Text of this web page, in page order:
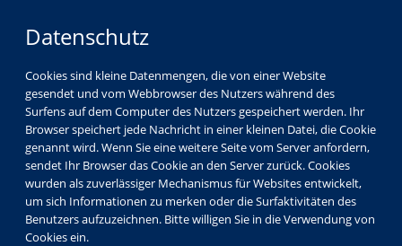
Datenschutz
Cookies sind kleine Datenmengen, die von einer Website
gesendet und vom Webbrowser des Nutzers während des
Surfens auf dem Computer des Nutzers gespeichert werden. Ihr
Browser speichert jede Nachricht in einer kleinen Datei, die Cookie
genannt wird. Wenn Sie eine weitere Seite vom Server anfordern,
sendet Ihr Browser das Cookie an den Server zurück. Cookies
wurden als zuverlässiger Mechanismus für Websites entwickelt,
um sich Informationen zu merken oder die Surfaktivitäten des
Benutzers aufzuzeichnen. Bitte willigen Sie in die Verwendung von
Cookies ein.